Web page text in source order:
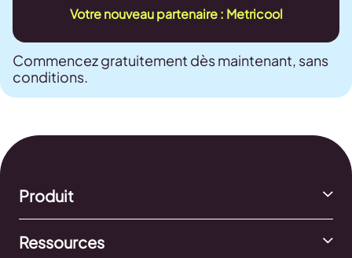
Votre nouveau partenaire : Metricool
Commencez gratuitement dès maintenant, sans
conditions.
Produit
Ressources